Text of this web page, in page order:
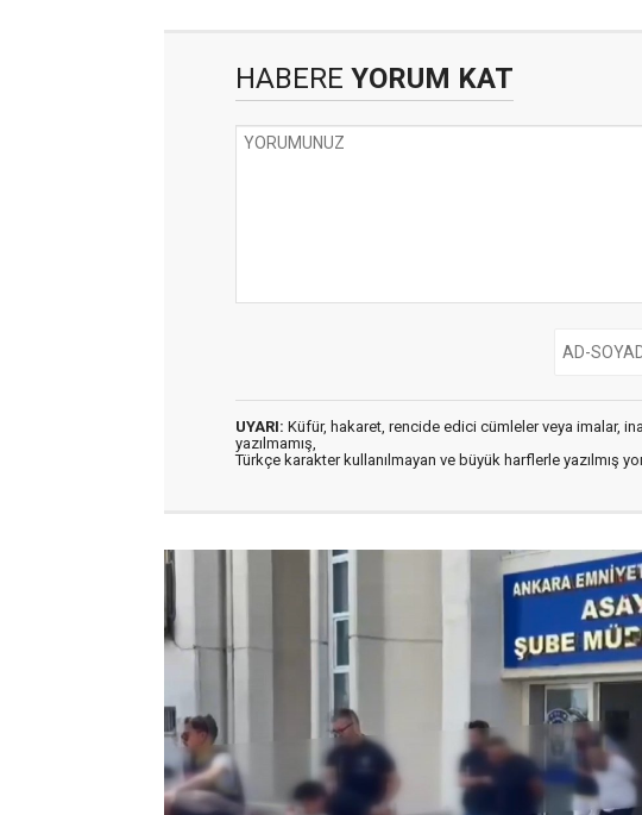
HABERE YORUM KAT
UYARI: Küfür, hakaret, rencide edici cümleler veya imalar,
yazılmamış,
Türkçe karakter kullanılmayan ve büyük harflerle yazılmış